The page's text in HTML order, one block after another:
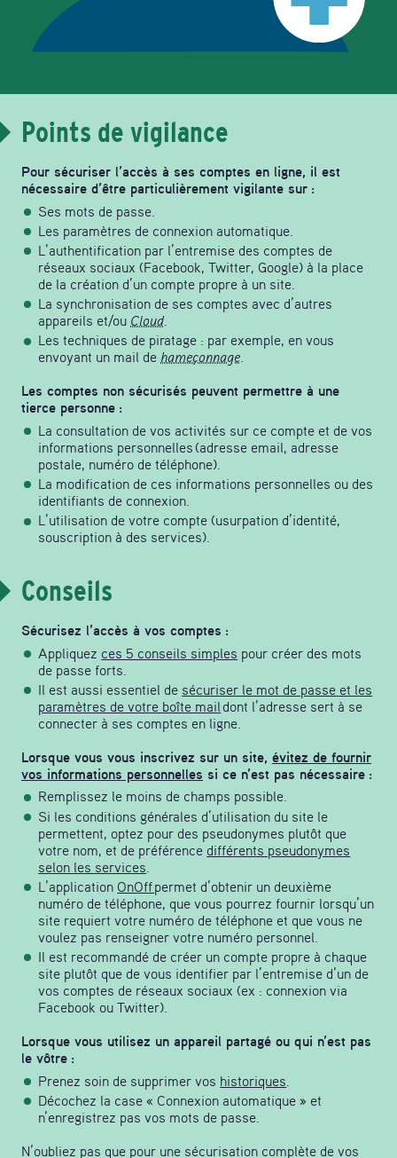
Points de vigilance
Pour sécuriser l’accès à ses comptes en ligne, il est
nécessaire d’être particulièrement vigilante sur :
Ses mots de passe.
Les paramètres de connexion automatique.
L’authentification par l’entremise des comptes de
réseaux sociaux (Facebook, Twitter, Google) à la place
de la création d’un compte propre à un site.
La synchronisation de ses comptes avec d’autres
appareils et/ou Cloud.
Les techniques de piratage : par exemple, en vous
envoyant un mail de hameçonnage.
Les comptes non sécurisés peuvent permettre à une
tierce personne :
La consultation de vos activités sur ce compte et de vos
informations personnelles (adresse email, adresse
postale, numéro de téléphone).
La modification de ces informations personnelles ou des
identifiants de connexion.
L’utilisation de votre compte (usurpation d’identité,
souscription à des services).
Conseils
Sécurisez l’accès à vos comptes :
Appliquez ces 5 conseils simples pour créer des mots
de passe forts.
Il est aussi essentiel de sécuriser le mot de passe et les
paramètres de votre boîte mail dont l’adresse sert à se
connecter à ses comptes en ligne.
Lorsque vous vous inscrivez sur un site, évitez de fournir
vos informations personnelles si ce n’est pas nécessaire :
Remplissez le moins de champs possible.
Si les conditions générales d’utilisation du site le
permettent, optez pour des pseudonymes plutôt que
votre nom, et de préférence différents pseudonymes
selon les services
L’application OnOffpermet d’obtenir un deuxième
numéro de téléphone, que vous pourrez fournir lorsqu’un
site requiert votre numéro de téléphone et que vous ne
voulez pas renseigner votre numéro personnel.
Il est recommandé de créer un compte propre à chaque
site plutôt que de vous identifier par l’entremise d’un de
vos comptes de réseaux sociaux (ex : connexion via
Facebook ou Twitter).
Lorsque vous utilisez un appareil partagé ou qui n’est pas
le vôtre :
Prenez soin de supprimer vos historiques
Décochez la case « Connexion automatique » et
n’enregistrez pas vos mots de passe.
N’oubliez pas que pour une sécurisation complète de vos